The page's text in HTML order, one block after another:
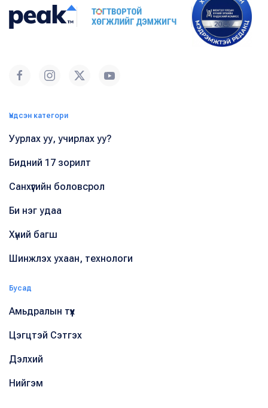
Үндсэн категори
Уурлах уу, учирлах уу?
Бидний 17 зорилт
Санхүүгийн боловсрол
Би нэг удаа
Хүний багш
Шинжлэх ухаан, технологи
Бусад
Амьдралын түүх
Цэгцтэй Сэтгэх
Дэлхий
Нийгэм